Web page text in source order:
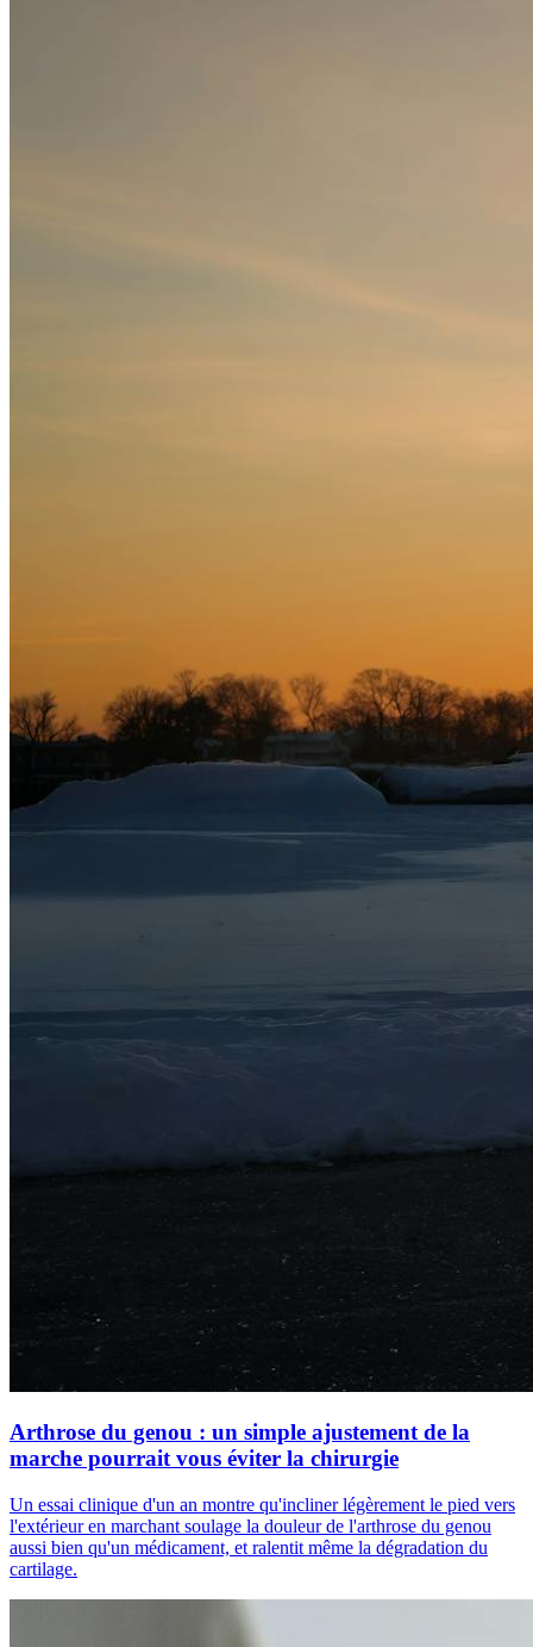
Arthrose du genou : un simple ajustement de la
marche pourrait vous éviter la chirurgie
Un essai clinique d'un an montre qu'incliner légèrement le pied vers
l'extérieur en marchant soulage la douleur de l'arthrose du genou
aussi bien qu'un médicament, et ralentit même la dégradation du
cartilage.